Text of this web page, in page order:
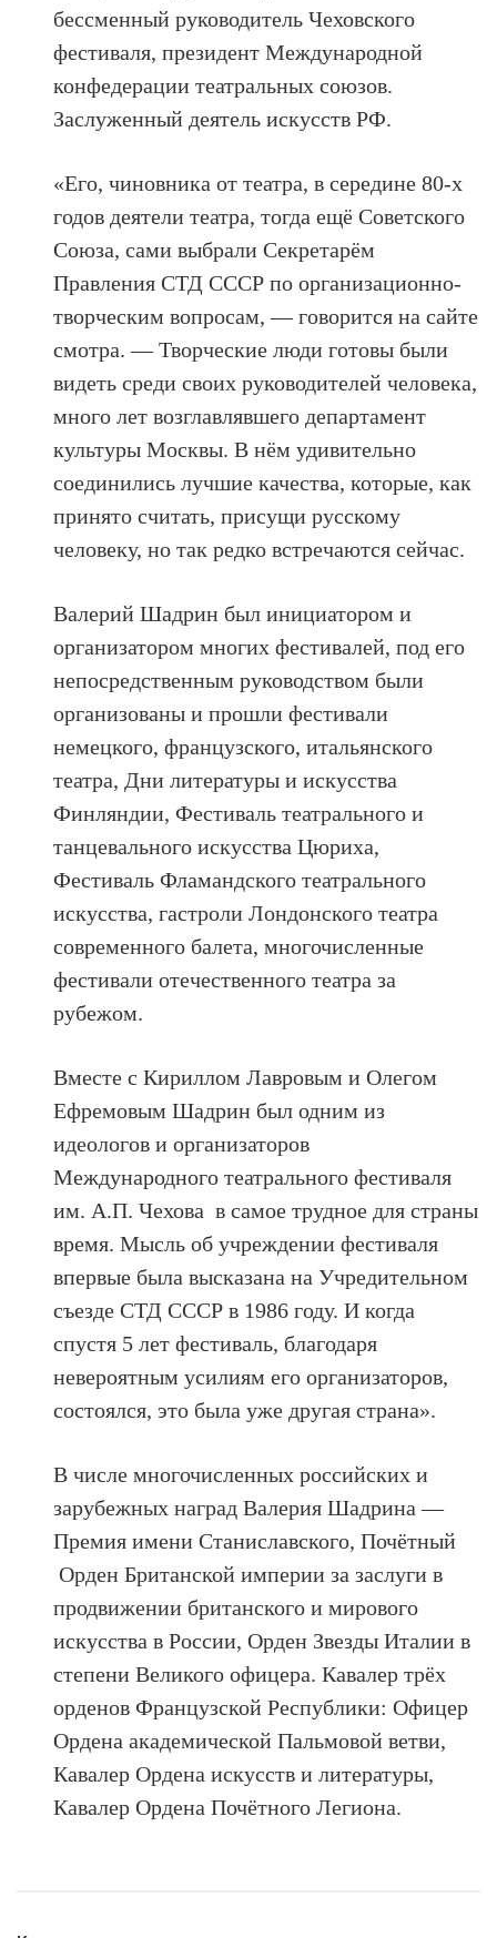
бессменный руководитель Чеховского
фестиваля, президент Международной
конфедерации театральных союзов.
Заслуженный деятель искусств РФ.
«Его, чиновника от театра, в середине 80-х
годов деятели театра, тогда ещё Советского
Союза, сами выбрали Секретарём
Правления СТД СССР по организационно-
творческим вопросам, — говорится на сайте
смотра. — Творческие люди готовы были
видеть среди своих руководителей человека,
много лет возглавлявшего департамент
культуры Москвы. В нём удивительно
соединились лучшие качества, которые, как
принято считать, присущи русскому
человеку, но так редко встречаются сейчас.
Валерий Шадрин был инициатором и
организатором многих фестивалей, под его
непосредственным руководством были
организованы и прошли фестивали
немецкого, французского, итальянского
театра, Дни литературы и искусства
Финляндии, Фестиваль театрального и
танцевального искусства Цюриха,
Фестиваль Фламандского театрального
искусства, гастроли Лондонского театра
современного балета, многочисленные
фестивали отечественного театра за
рубежом.
Вместе с Кириллом Лавровым и Олегом
Ефремовым Шадрин был одним из
идеологов и организаторов
Международного театрального фестиваля
им. А.П. Чехова в самое трудное для страны
время. Мысль об учреждении фестиваля
впервые была высказана на Учредительном
съезде СТД СССР в 1986 году. И когда
спустя 5 лет фестиваль, благодаря
невероятным усилиям его организаторов,
состоялся, это была уже другая страна».
В числе многочисленных российских и
зарубежных наград Валерия Шадрина —
Премия имени Станиславского, Почётный
Орден Британской империи за заслуги в
продвижении британского и мирового
искусства в России, Орден Звезды Италии в
степени Великого офицера. Кавалер трёх
орденов Французской Республики: Офицер
Ордена академической Пальмовой ветви,
Кавалер Ордена искусств и литературы,
Кавалер Ордена Почётного Легиона.